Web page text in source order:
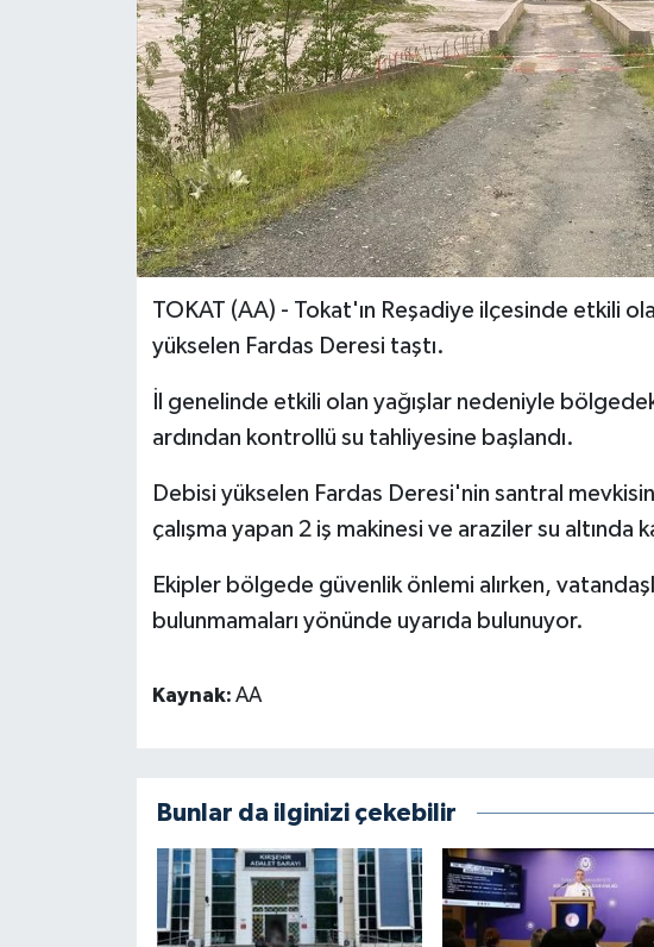
TOKAT (AA) - Tokat'ın Reşadiye ilçesinde etkili
yükselen Fardas Deresi taştı.
İl genelinde etkili olan yağışlar nedeniyle bölgedeki
ardından kontrollü su tahliyesine başlandı.
Debisi yükselen Fardas Deresi'nin santral
çalışma yapan 2 iş makinesi ve araziler su altında
Ekipler bölgede güvenlik önlemi alırken,
bulunmamaları yönünde uyarıda bulunuyor.
Kaynak: AA
Bunlar da ilginizi çekebilir
RÖPORTAJLAR
SAĞLIK
SİYASET
GÜNCEL